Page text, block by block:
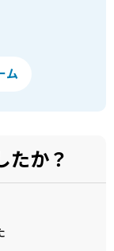
ム
たか？